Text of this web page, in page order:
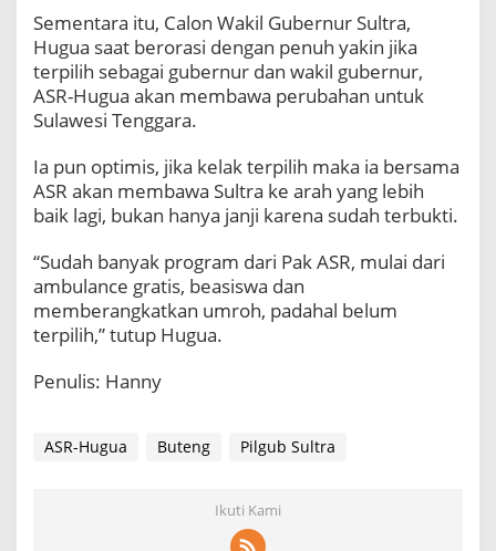
Sementara itu, Calon Wakil Gubernur Sultra,
Hugua saat berorasi dengan penuh yakin jika
terpilih sebagai gubernur dan wakil gubernur,
ASR-Hugua akan membawa perubahan untuk
Sulawesi Tenggara.
Ia pun optimis, jika kelak terpilih maka ia bersama
ASR akan membawa Sultra ke arah yang lebih
baik lagi, bukan hanya janji karena sudah terbukti.
“Sudah banyak program dari Pak ASR, mulai dari
ambulance gratis, beasiswa dan
memberangkatkan umroh, padahal belum
terpilih,” tutup Hugua.
Penulis: Hanny
ASR-Hugua Buteng Pilgub Sultra
Ikuti Kami